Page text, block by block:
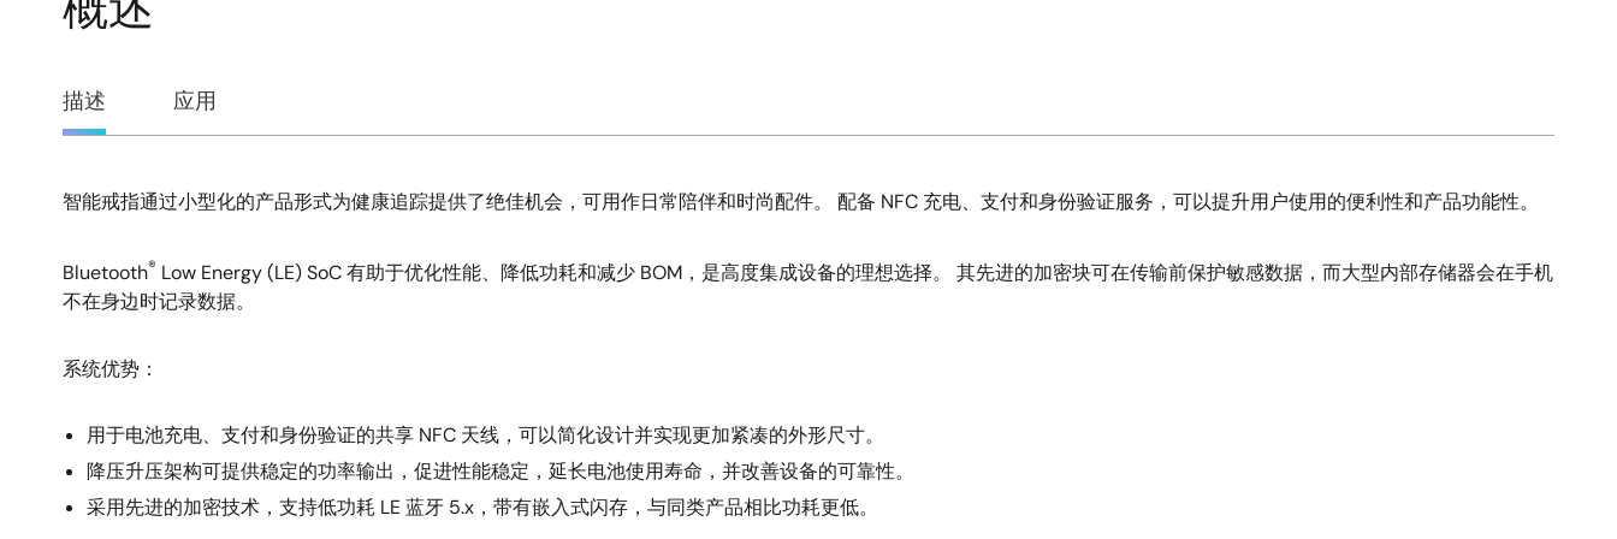
概
描述 应用
述
智能戒指通过小型化的产品形式为健康追踪提供了绝佳机会，可用作日常陪伴和时尚配件。 配备 NFC 充电、支付和身份验证服务，可以提升用户使用的便利性和产品功能性。
Bluetooth® Low Energy (LE) SoC 有助于优化性能、降低功耗和减少 BOM，是高度集成设备的理想选择。 其先进的加密块可在传输前保护敏感数据，而大型内部存储器会在手机
不在身边时记录数据。
系统优势：
用于电池充电、支付和身份验证的共享 NFC 天线，可以简化设计并实现更加紧凑的外形尺寸。
降压升压架构可提供稳定的功率输出，促进性能稳定，延长电池使用寿命，并改善设备的可靠性。
采用先进的加密技术，支持低功耗 LE 蓝牙 5.x，带有嵌入式闪存，与同类产品相比功耗更低。